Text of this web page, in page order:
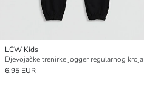
LCW Kids
Djevojačke trenirke jogger regularnog kroja
6.95 EUR